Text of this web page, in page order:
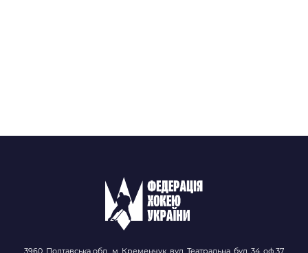
3960, Полтавська обл., м. Кременчук, вул. Театральна, буд. 34, оф.37